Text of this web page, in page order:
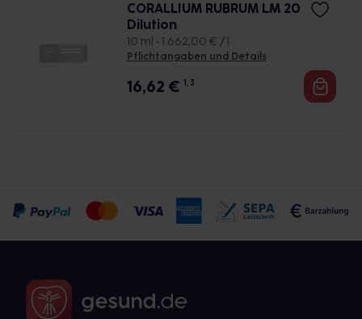
CORALLIUM RUBRUM LM 20
Dilution
10 ml • 1.662,00 € / l
Pflichtangaben und Details
16,62 € 1, 3